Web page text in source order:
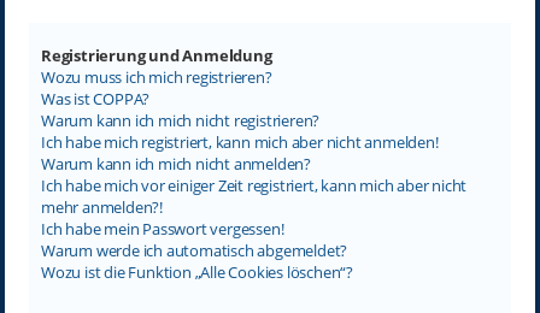
Registrierung und Anmeldung
Wozu muss ich mich registrieren?
Was ist COPPA?
Warum kann ich mich nicht registrieren?
Ich habe mich registriert, kann mich aber nicht anmelden!
Warum kann ich mich nicht anmelden?
Ich habe mich vor einiger Zeit registriert, kann mich aber nicht
mehr anmelden?!
Ich habe mein Passwort vergessen!
Warum werde ich automatisch abgemeldet?
Wozu ist die Funktion „Alle Cookies löschen“?